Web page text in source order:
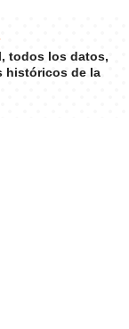
todos los datos,
históricos de la